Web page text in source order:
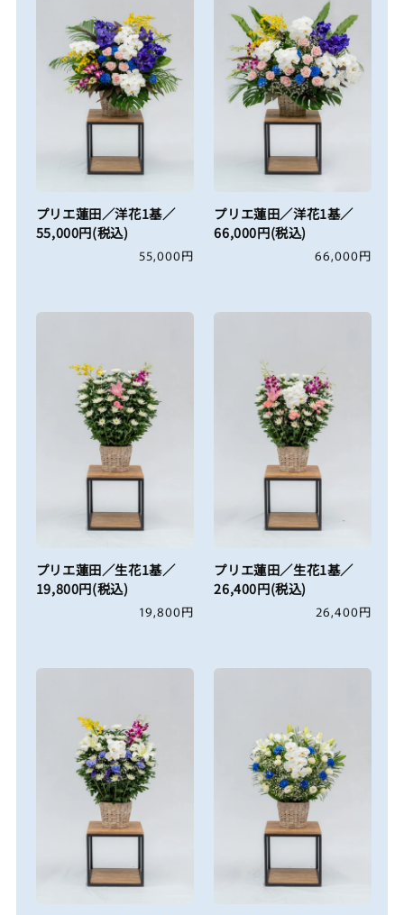
プリエ蓮田／洋花1基／
55,000円(税込)
通
格
55,000円
プリエ蓮田／洋花1基／
66,000円(税込)
通
格
66,000円
プリエ蓮田／生花1基／
19,800円(税込)
通
格
19,800円
プリエ蓮田／生花1基／
26,400円(税込)
通
格
26,400円